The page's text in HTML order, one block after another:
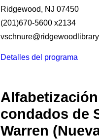
Ridgewood, NJ 07450
(201)670-5600 x2134
Detalles del programa
condados de
Warren